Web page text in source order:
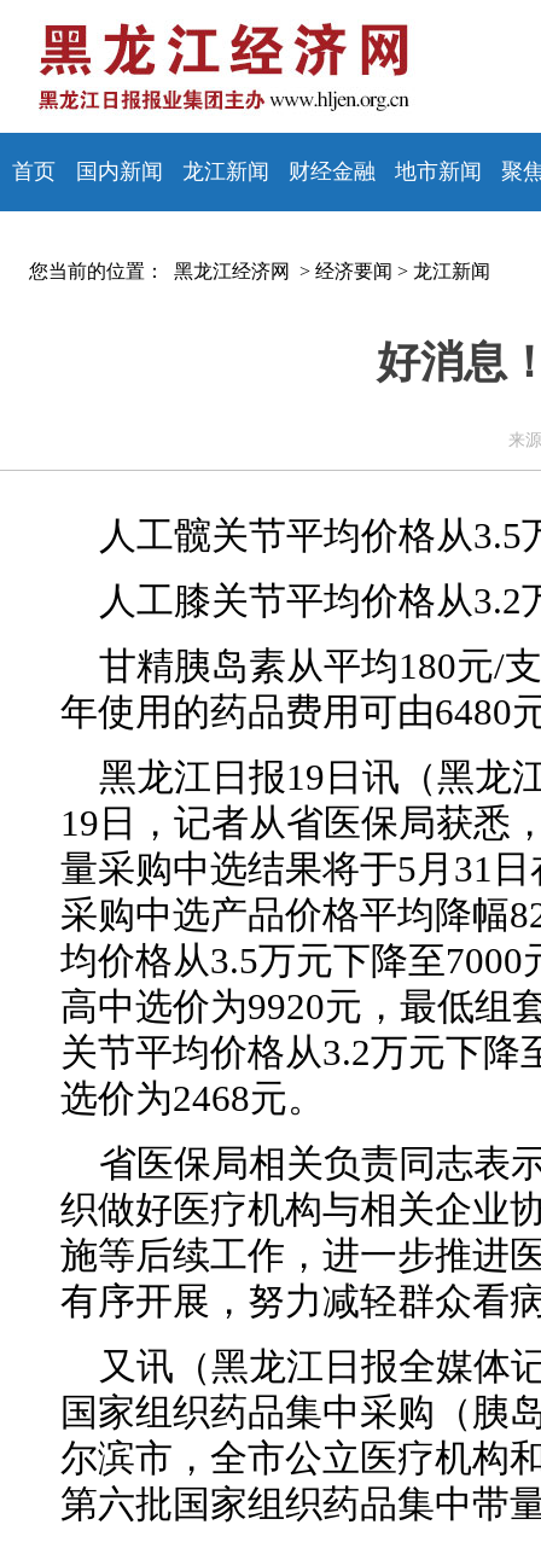
首页 国内新闻 龙江新闻 财经金融 地市新闻 聚
您当前的位置： 黑龙江经济网 > 经济要闻 > 龙江新闻
好消息
来
人工髋关节平均价格从3.5
人工膝关节平均价格从3.2
甘精胰岛素从平均180元/
年使用的药品费用可由6480
黑龙江日报19日讯（黑龙
19日，记者从省医保局获悉
量采购中选结果将于5月31
采购中选产品价格平均降幅
均价格从3.5万元下降至
高中选价为9920元，最低组
关节平均价格从3.2万元下降
选价为2468元。
省医保局相关负责同志表
织做好医疗机构与相关企业
施等后续工作，进一步推进
有序开展，努力减轻群众看
又讯（黑龙江日报全媒体
国家组织药品集中采购（胰
尔滨市，全市公立医疗机构
第六批国家组织药品集中带